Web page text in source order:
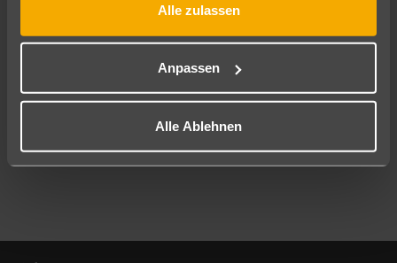
Alle zulassen
Anpassen
Alle Ablehnen
Mehr Filter anzeigen